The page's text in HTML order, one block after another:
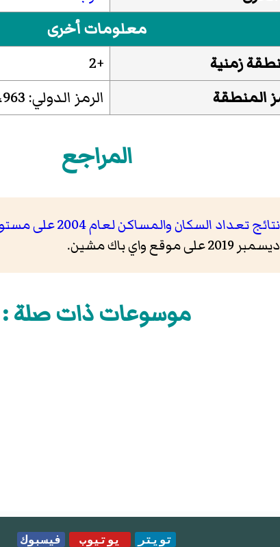
معلومات أخرى
زمنية
+2
المنطقة
الرمز الدولي: 963، رمز المدينة: 41
المراجع
نتائج تعداد السكان والمساكن لعام 2004 على مستوى المدينة / قرية
موسوعات ذات صلة :
تويتر يوتيوب
فيسبوك